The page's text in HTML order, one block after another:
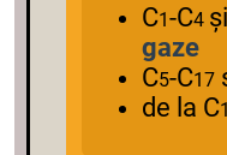
C1-C4
gaze
C5-C17
de la C